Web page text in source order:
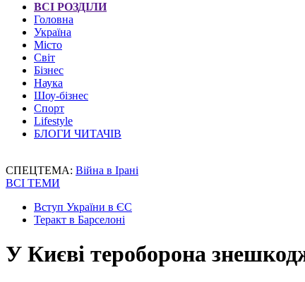
ВСІ РОЗДІЛИ
Головна
Україна
Місто
Світ
Бізнес
Наука
Шоу-бізнес
Спорт
Lifestyle
БЛОГИ ЧИТАЧІВ
СПЕЦТЕМА: Війна в Ірані
ВСІ ТЕМИ
Вступ України в ЄС
Теракт в Барселоні
У Києві тероборона